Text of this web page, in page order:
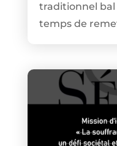
traditionnel bal
temps de